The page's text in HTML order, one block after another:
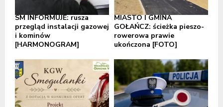
SM INFORMUJE: rusza
przegląd instalacji gazowej
i kominów
[HARMONOGRAM]
MIASTO I GMINA
GOŁAŃCZ: ścieżka pieszo-
rowerowa prawie
ukończona [FOTO]